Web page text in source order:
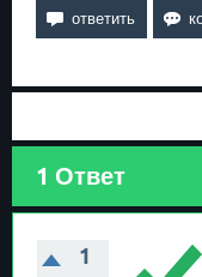
1 Ответ
1